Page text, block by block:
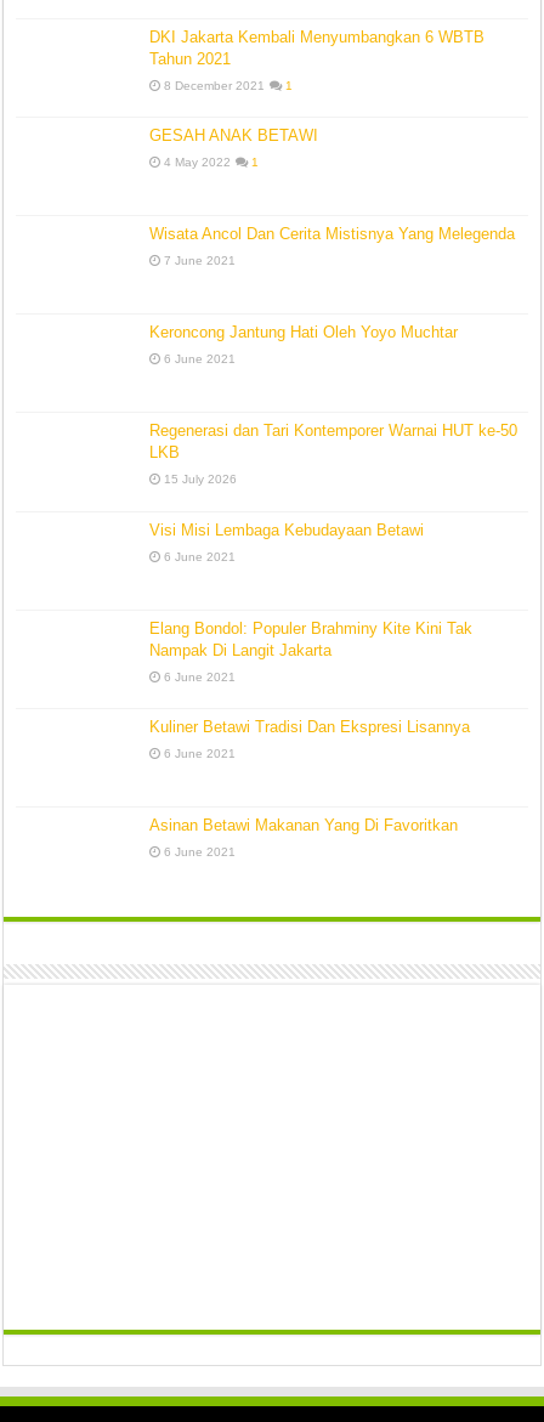
DKI Jakarta Kembali Menyumbangkan 6 WBTB
Tahun 2021
8 December 2021 1
GESAH ANAK BETAWI
4 May 2022 1
Wisata Ancol Dan Cerita Mistisnya Yang Melegenda
7 June 2021
Keroncong Jantung Hati Oleh Yoyo Muchtar
6 June 2021
Regenerasi dan Tari Kontemporer Warnai HUT ke-50
LKB
15 July 2026
Visi Misi Lembaga Kebudayaan Betawi
6 June 2021
Elang Bondol: Populer Brahminy Kite Kini Tak
Nampak Di Langit Jakarta
6 June 2021
Kuliner Betawi Tradisi Dan Ekspresi Lisannya
6 June 2021
Asinan Betawi Makanan Yang Di Favoritkan
6 June 2021